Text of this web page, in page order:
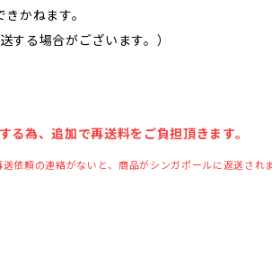
かねます。
する場合がございます。）
為、追加で再送料をご負担頂きます。
依頼の連絡がないと、商品がシンガポールに返送され